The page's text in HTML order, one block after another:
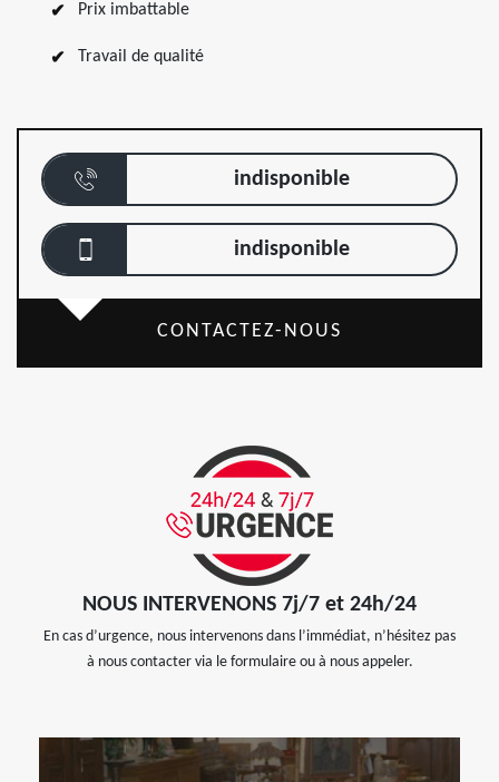
Prix imbattable
Travail de qualité
indisponible
indisponible
CONTACTEZ-NOUS
NOUS INTERVENONS 7j/7 et 24h/24
En cas d’urgence, nous intervenons dans l’immédiat, n’hésitez pas
à nous contacter via le formulaire ou à nous appeler.